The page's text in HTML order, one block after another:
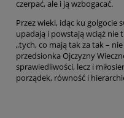
czerpać, ale i ją wzbogacać.
Przez wieki, idąc ku golgocie
upadają i powstają wciąż nie
„tych, co mają tak za tak – nie
przedsionka Ojczyzny
sprawiedliwości, lecz i
porządek, równość i